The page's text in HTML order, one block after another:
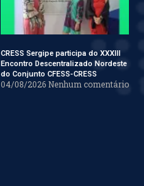
CRESS Sergipe participa do XXXIII
Encontro Descentralizado Nordeste
do Conjunto CFESS-CRESS
04/08/2026 Nenhum comentário